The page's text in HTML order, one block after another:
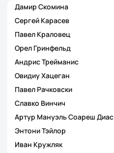
Дамир Скомина
Сергей Карасев
Павел Краловец
Орел Гринфельд
Андрис Трейманис
Овидиу Хацеган
Павел Рачковски
Славко Винчич
Артур Мануэль Соареш Диас
Энтони Тэйлор
Иван Кружляк